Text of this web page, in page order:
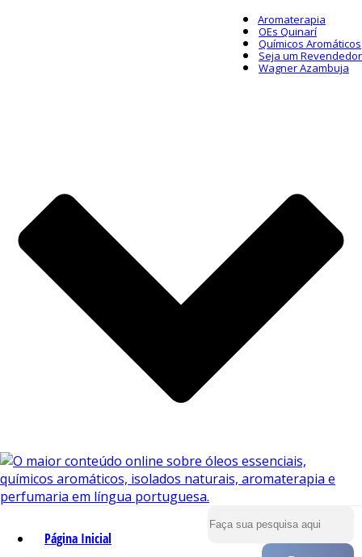
Aromaterapia
OEs Quinarí
Químicos Aromáticos
Seja um Revendedor
Wagner Azambuja
Página Inicial